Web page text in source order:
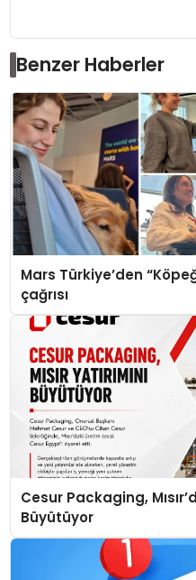
Benzer Haberler
Mars Türkiye’den
çağrısı
Cesur Packaging,
Büyütüyor